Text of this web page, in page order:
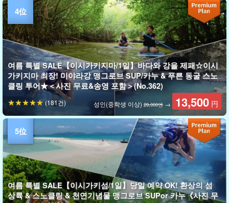
여름 특별 SALE【이시가키지마/1일】바다와 강을 제패☆이시
가키지마 최장! 미야라강 맹그로브 SUP/카누 & 푸른 동굴 스노
클링 투어★＜사진 무료&송영 포함＞(No.362)
성인(중학생 이상) 29,000엔 → 13,500 円
(181건)
여름 특별 SALE【이시가키섬/1일】당일 예약 OK! 환상의 섬
상륙 & 스노클링 & 천연기념물 맹그로브 SUPor 카누《사진 무